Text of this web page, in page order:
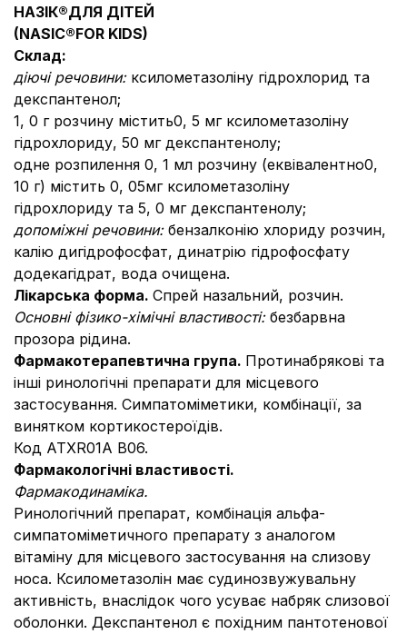
НАЗІК®ДЛЯ ДІТЕЙ
(NASIC®FOR KIDS)
Склад:
діючі речовини: ксилометазоліну гідрохлорид та
декспантенол;
1, 0 г розчину містить0, 5 мг ксилометазоліну
гідрохлориду, 50 мг декспантенолу;
одне розпилення 0, 1 мл розчину (еквівалентно0,
10 г) містить 0, 05мг ксилометазоліну
гідрохлориду та 5, 0 мг декспантенолу;
допоміжні речовини: бензалконію хлориду розчин,
калію дигідрофосфат, динатрію гідрофосфату
додекагідрат, вода очищена.
Лікарська форма. Спрей назальний, розчин.
Основні фізико-хімічні властивості: безбарвна
прозора рідина.
Фармакотерапевтична група. Протинабрякові та
інші ринологічні препарати для місцевого
застосування. Симпатоміметики, комбінації, за
винятком кортикостероїдів.
Код АТХR01А В06.
Фармакологічні властивості.
Фармакодинаміка.
Ринологічний препарат, комбінація альфа-
симпатоміметичного препарату з аналогом
вітаміну для місцевого застосування на слизову
носа. Ксилометазолін має судинозвужувальну
активність, внаслідок чого усуває набряк слизової
оболонки. Декспантенол є похідним пантотенової